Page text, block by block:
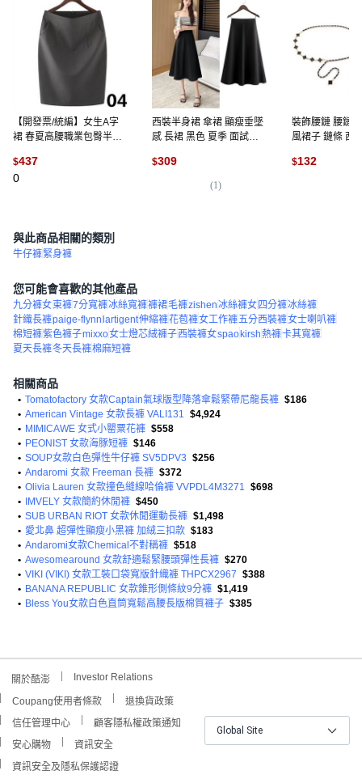
【開發票/統編】女生A字
裙 春夏高腰職業包臀半身
上班工作服qct6r0
$437
0
西裝半身裙 傘裙 顯瘦垂墜
感 長裙 黑色 夏季 面試穿
裙
$309
(1)
裝飾腰鏈 腰鏈
風裙子 鏈條 西
腰鏈 時尚百搭
$132
與此商品相關的類別
牛仔褲緊身褲
您可能會喜歡的其他產品
九分褲女束褲7分寬褲冰絲寬褲褲裙毛褲zishen冰絲褲女 四分褲冰絲褲
針織長褲paige-flynn lartigent伸縮褲花苞褲女工作褲五分西裝褲女士喇叭褲
棉短褲紫色褲子mixxo女士燈芯絨褲子西裝褲女spao kirsh熱褲卡其寬褲
夏天長褲冬天長褲棉麻短褲
相關商品
• Tomatofactory 女款Captain氣球版型降落傘鬆緊帶尼龍長褲 $186
• American Vintage 女款長褲 VALI131 $4,924
• MIMICAWE 女式小罌粟花褲 $558
• PEONIST 女款海豚短褲 $146
• SOUP女款白色彈性牛仔褲 SV5DPV3 $256
• Andaromi 女款 Freeman 長褲 $372
• Olivia Lauren 女款撞色縫線哈倫褲 VVPDL4M3271 $698
•
IMVELY 女款簡約休閒褲 $450
• SUB URBAN RIOT 女款休閒運動長褲 $1,498
• 愛北鼻 超彈性顯瘦小黑褲 加絨三扣款 $183
• Andaromi女款Chemical不對稱褲 $518
• Awesomearound 女款舒適鬆緊腰頭彈性長褲 $270
• VIKI (VIKI) 女款工裝口袋寬版針織褲 THPCX2967 $388
• BANANA REPUBLIC 女款錐形側條紋9分褲 $1,419
• Bless You女款白色直筒寬鬆高腰長版棉質褲子 $385
關於酷澎 Investor Relations
Coupang使用者條款
退換貨政策
信任管理中心
顧客隱私權政策通知
安心購物
資訊安全
資訊安全及隱私保護認證
Global Site